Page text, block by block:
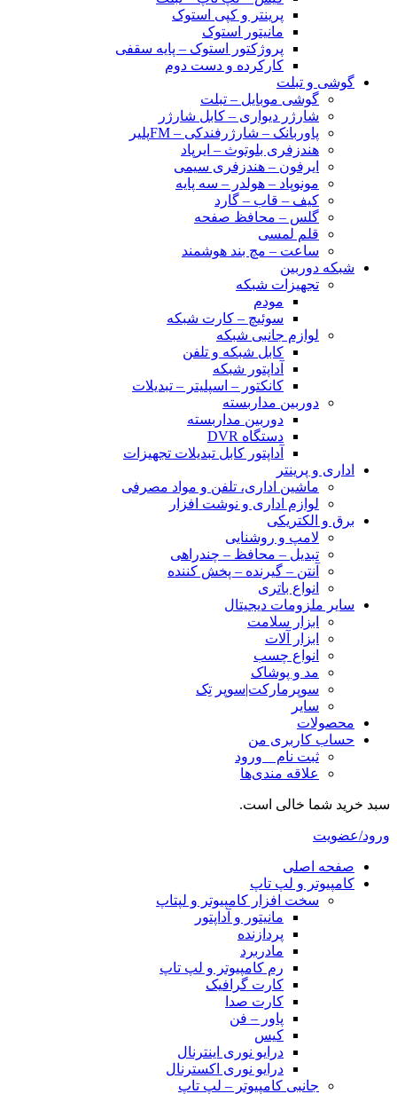
پرینتر و کپی استوک
مانیتور استوک
پروژکتور استوک – پایه سقفی
کارکرده و دست دوم
گوشی و تبلت
گوشی موبایل – تبلت
شارژر دیواری – کابل شارژر
پاوربانک – شارژرفندکی – FMپلیر
هندزفری بلوتوث – ایرپاد
ایرفون – هندزفری سیمی
مونوپاد – هولدر – سه پایه
کیف – قاب – گارد
گلس – محافظ صفحه
قلم لمسی
ساعت – مچ بند هوشمند
شبکه دوربین
تجهیزات شبکه
مودم
سوئیچ – کارت شبکه
لوازم جانبی شبکه
کابل شبکه و تلفن
آداپتور شبکه
کانکتور – اسپلیتر – تبدیلات
دوربین مداربسته
دوربین مداربسته
دستگاه DVR
آداپتور کابل تبدیلات تجهیزات
اداری و پرینتر
ماشین اداری، تلفن و مواد مصرفی
لوازم اداری و نوشت افزار
برق و الکتریکی
لامپ و روشنایی
تبدیل – محافظ – چندراهی
آنتن – گیرنده – پخش کننده
انواع باتری
سایر ملزومات دیجیتال
ابزار سلامت
ابزار آلات
انواع چسب
مد و پوشاک
سوپرمارکت|سوپر تِک
سایر
محصولات
حساب کاربری من
ثبت نام _ ورود
علاقه مندی‌ها
سبد خرید شما خالی است.
ورود/عضویت
صفحه اصلی
کامپیوتر و‌‌‌‌‌ لپ تاپ
سخت افزار کامپیوتر و لپتاپ
مانیتور و آداپتور
پردازنده
مادربرد
رم کامپیوتر و لپ تاپ
کارت گرافیک
کارت صدا
پاور – فن
کیس
درایو نوری اینترنال
درایو نوری اکسترنال
جانبی کامپیوتر – لپ تاپ